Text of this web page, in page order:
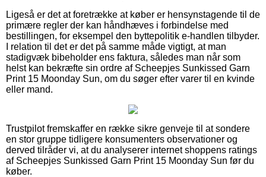
Ligeså er det at foretrække at køber er hensynstagende til de
primære regler der kan håndhæves i forbindelse med
bestillingen, for eksempel den byttepolitik e-handlen tilbyder.
I relation til det er det på samme måde vigtigt, at man
stadigvæk bibeholder ens faktura, således man når som
helst kan bekræfte sin ordre af Scheepjes Sunkissed Garn
Print 15 Moonday Sun, om du søger efter varer til en kvinde
eller mand.
Trustpilot fremskaffer en række sikre genveje til at sondere
en stor gruppe tidligere konsumenters observationer og
derved tilråder vi, at du analyserer internet shoppens ratings
af Scheepjes Sunkissed Garn Print 15 Moonday Sun før du
køber.